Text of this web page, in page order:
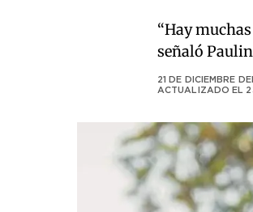
“Hay
señaló
21 DE DICIEMBRE
ACTUALIZADO EL